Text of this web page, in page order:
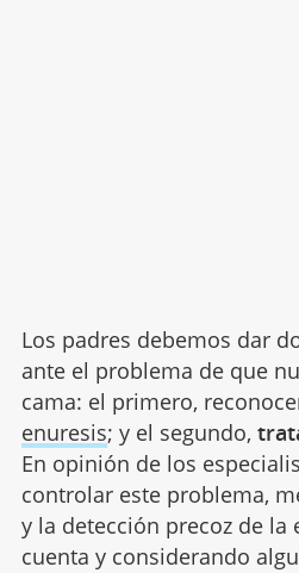
Los padres debemos dar
ante el problema de que
cama: el primero,
enuresis; y el segundo,
En opinión de los
controlar este problema,
y la detección precoz de la
cuenta y considerando